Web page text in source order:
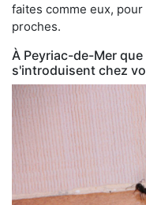
faites comme eux,
proches.
À Peyriac-de-Mer
s'introduisent chez